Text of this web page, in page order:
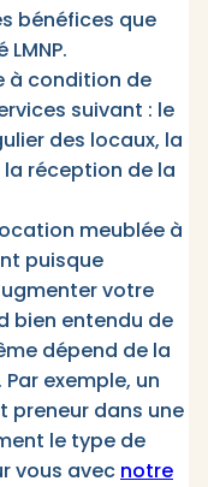
bénéfices que
à condition de
suivant : le
des locaux, la
réception de la
meublée à
puisque
votre
bien entendu de
dépend de la
exemple, un
preneur dans une
le type de
vous avec notre